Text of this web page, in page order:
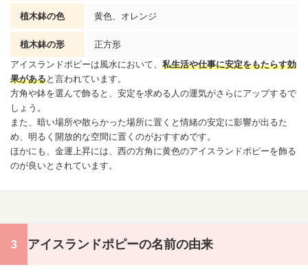
植木鉢の色 黄色、オレンジ
植木鉢の形
正方形
アイスランドポピーは風水において、 私生活や仕事に安定をもたらす効
果があると言われています。
方角や鉢を選んで飾ると、安定を求める人の運気がさらにアップするで
しょう。
また、暗い場所や散らかった場所に置くと情緒の安定に影響が出るた
め、明るく開放的な空間に置くのがおすすめです。
ほかにも、金運上昇には、西の方角に黄色のアイスランドポピーを飾る
のが良いとされています。
アイスランドポピーの名前の由来